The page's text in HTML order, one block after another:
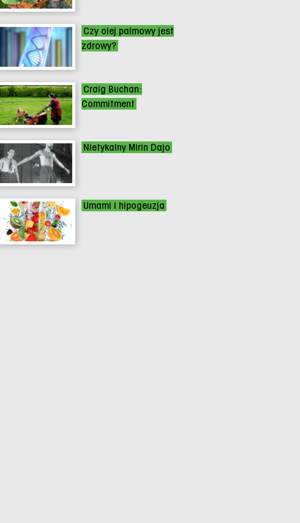
Czy olej palmowy jest
zdrowy?
Craig Buchan:
Commitment
Nietykalny Mirin Dajo
Umami i hipogeuzja